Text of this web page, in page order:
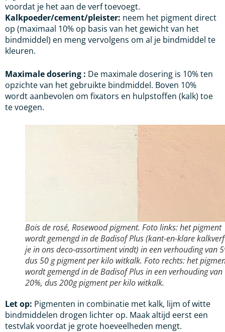
voordat je het aan de verf toevoegt.
Kalkpoeder/cement/pleister: neem het pigment direct
op (maximaal 10% op basis van het gewicht van het
bindmiddel) en meng vervolgens om al je bindmiddel te
kleuren.
Maximale dosering : De maximale dosering is 10% ten
opzichte van het gebruikte bindmiddel. Boven 10%
wordt aanbevolen om fixators en hulpstoffen (kalk) toe
te voegen.
Bois de rosé, Rosewood pigment. Foto links: het pigment
wordt gemengd in de Badisof Plus (kant-en-klare
je in ons deco-assortiment vindt) in een verhouding van
dus 50 g pigment per kilo witkalk. Foto rechts: het
wordt gemengd in de Badisof Plus in een verhouding van
20%, dus 200g pigment per kilo witkalk.
Let op: Pigmenten in combinatie met kalk, lijm of witte
bindmiddelen drogen lichter op. Maak altijd eerst een
testvlak voordat je grote hoeveelheden mengt.